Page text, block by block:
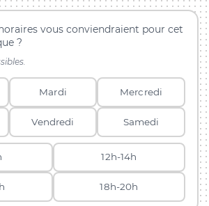
vous conviendraient pour cet
?
Mardi Mercredi
Vendredi Samedi
12h-14h
18h-20h